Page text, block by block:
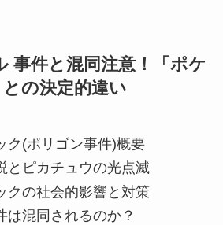
事件と混同注意！「ポケ
の決定的違い
ク(ポリゴン事件)概要
とピカチュウの光点滅
クの社会的影響と対策
は混同されるのか？